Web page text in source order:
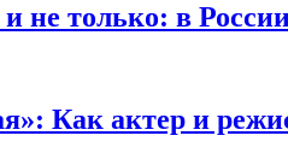
не только: в
Как актер и